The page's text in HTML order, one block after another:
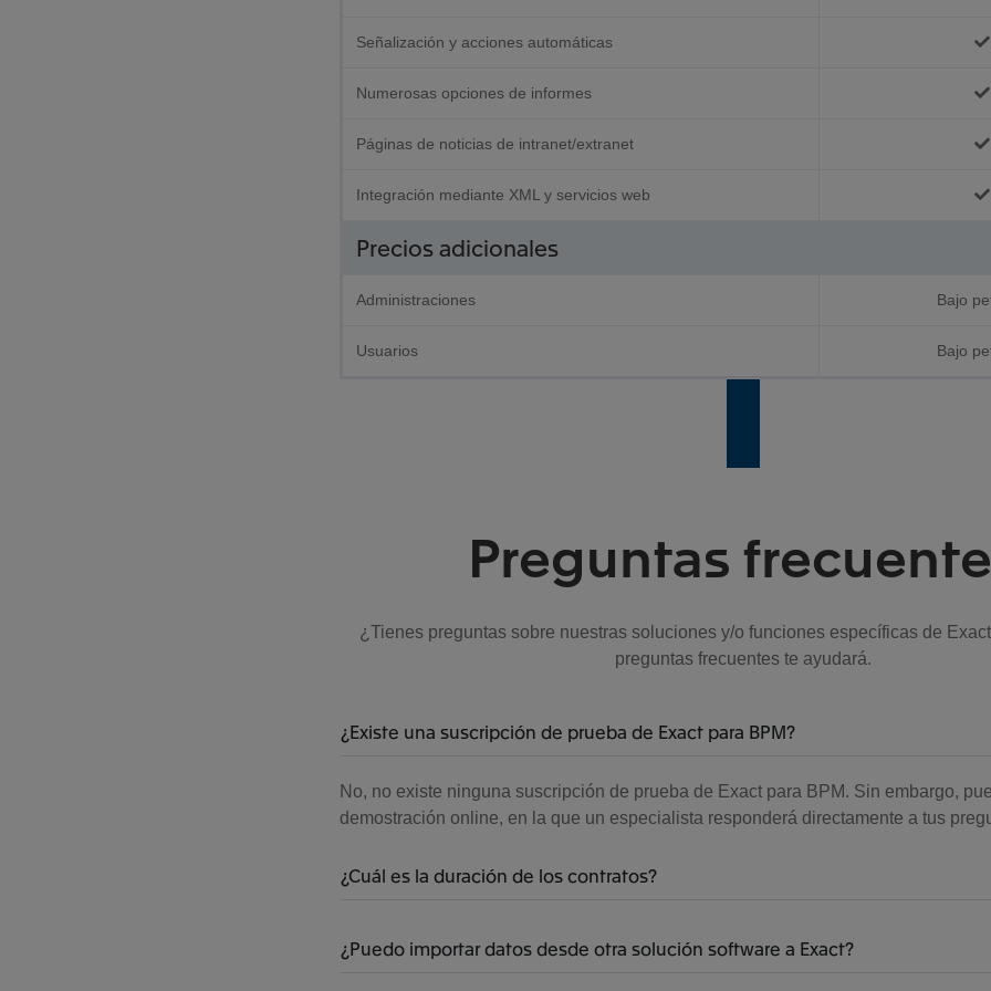
Señalización y acciones automáticas
Numerosas opciones de informes
Páginas de noticias de intranet/extranet
Integración mediante XML y servicios web
Precios adicionales
Administraciones Bajo
Usuarios Bajo
Preguntas
¿Tienes preguntas sobre nuestras soluciones y/o funciones específicas de
preguntas frecuentes te ayudará.
¿Existe una suscripción de prueba de Exact para BPM?
No, no existe ninguna suscripción de prueba de Exact para BPM. Sin embargo,
demostración online, en la que un especialista responderá directamente a tus
¿Cuál es la duración de los contratos?
¿Puedo importar datos desde otra solución software a Exact?